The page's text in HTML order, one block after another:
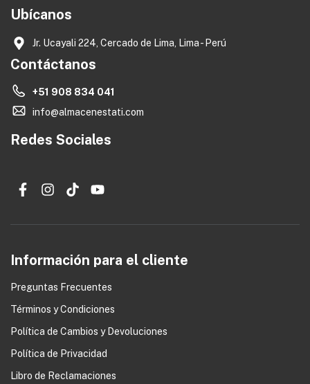
Ubícanos
Jr. Ucayali 224, Cercado de Lima, Lima - Perú
Contáctanos
+51 908 834 041
info@almacenestati.com
Redes Sociales
Información para el cliente
Preguntas Frecuentes
Términos y Condiciones
Política de Cambios y Devoluciones
Política de Privacidad
Libro de Reclamaciones